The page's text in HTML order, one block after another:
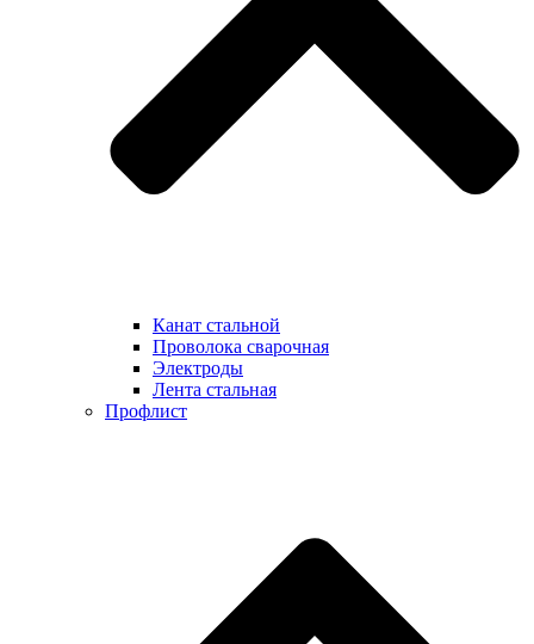
Канат стальной
Проволока сварочная
Электроды
Лента стальная
Профлист